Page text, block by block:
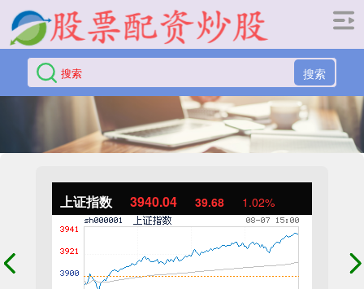
搜索
上证指数 3940.04 39.68 1.02%